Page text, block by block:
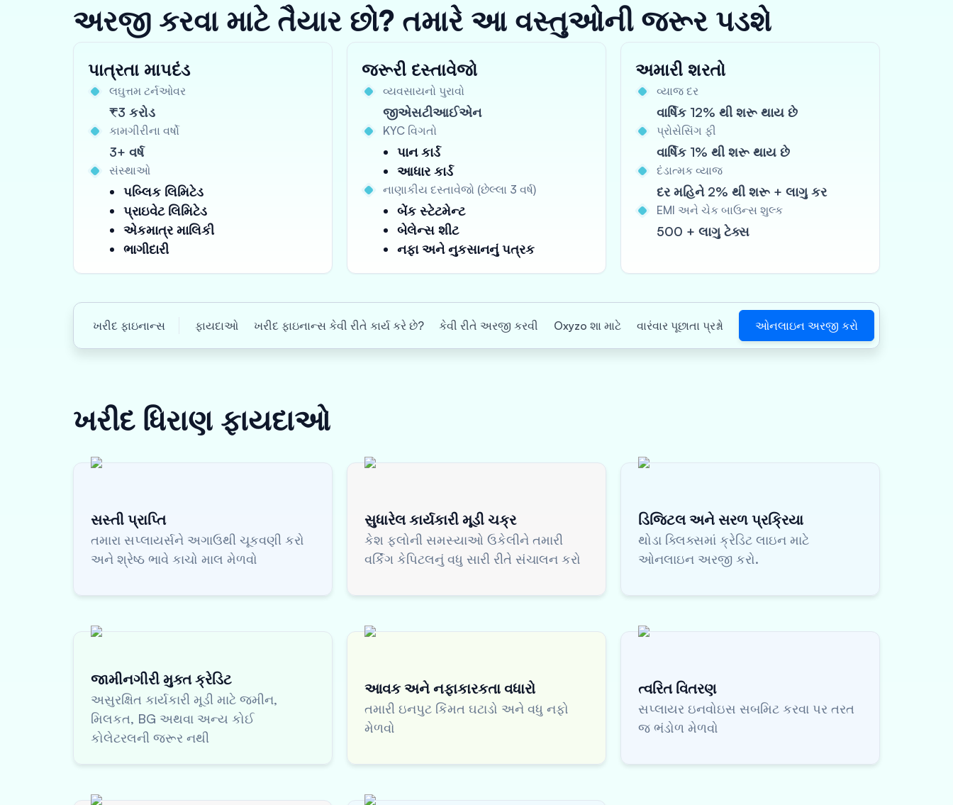
અરજી કરવા માટે તૈયાર છો? તમારે આ વસ્તુઓની જરૂર પડશે
પાત્રતા માપદંડ
લઘુત્તમ ટર્નઓવર
₹3 કરોડ
કામગીરીના વર્ષો
3+ વર્ષ
સંસ્થાઓ
પબ્લિક લિમિટેડ
પ્રાઇવેટ લિમિટેડ
એકમાત્ર માલિકી
ભાગીદારી
જરૂરી દસ્તાવેજો
વ્યવસાયનો પુરાવો
જીએસટીઆઈએન
KYC વિગતો
પાન કાર્ડ
આધાર કાર્ડ
નાણાકીય દસ્તાવેજો (છેલ્લા 3 વર્ષ)
બેંક સ્ટેટમેન્ટ
બેલેન્સ શીટ
નફા અને નુકસાનનું પત્રક
અમારી શરતો
વ્યાજ દર
વાર્ષિક 12% થી શરૂ થાય છે
પ્રોસેસિંગ ફી
વાર્ષિક 1% થી શરૂ થાય છે
દંડાત્મક વ્યાજ
દર મહિને 2% થી શરૂ + લાગુ કર
EMI અને ચેક બાઉન્સ શુલ્ક
500 + લાગુ ટેક્સ
ખરીદ ફાઇનાન્સ ફાયદાઓ ખરીદ ફાઇનાન્સ કેવી રીતે કાર્ય કરે છે? કેવી રીતે અરજી કરવી Oxyzo શા માટે વારંવાર પૂછાતા પ્રશ્નો ઓનલાઇન અરજી કરો
ખરીદ ધિરાણ ફાયદાઓ
સસ્તી પ્રાપ્તિ
તમારા સપ્લાયર્સને અગાઉથી ચૂકવણી કરો
અને શ્રેષ્ઠ ભાવે કાચો માલ મેળવો
સુધારેલ કાર્યકારી મૂડી ચક્ર
કેશ ફ્લોની સમસ્યાઓ ઉકેલીને તમારી
વર્કિંગ કેપિટલનું વધુ સારી રીતે સંચાલન કરો
ડિજિટલ અને સરળ પ્રક્રિયા
થોડા ક્લિક્સમાં ક્રેડિટ લાઇન માટે
ઓનલાઇન અરજી કરો.
જામીનગીરી મુક્ત ક્રેડિટ
અસુરક્ષિત કાર્યકારી મૂડી માટે જમીન,
મિલકત, BG અથવા અન્ય કોઈ
કોલેટરલની જરૂર નથી
આવક અને નફાકારકતા વધારો
તમારી ઇનપુટ કિંમત ઘટાડો અને વધુ નફો
મેળવો
ત્વરિત વિતરણ
સપ્લાયર ઇનવોઇસ સબમિટ કરવા પર તરત
જ ભંડોળ મેળવો